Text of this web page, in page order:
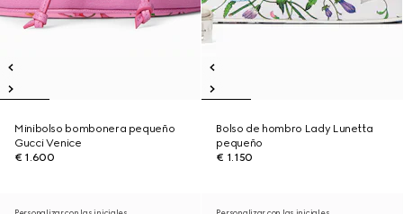
Minibolso bombonera pequeño
Gucci Venice
€ 1.600
Bolso de hombro Lady Lunetta
pequeño
€ 1.150